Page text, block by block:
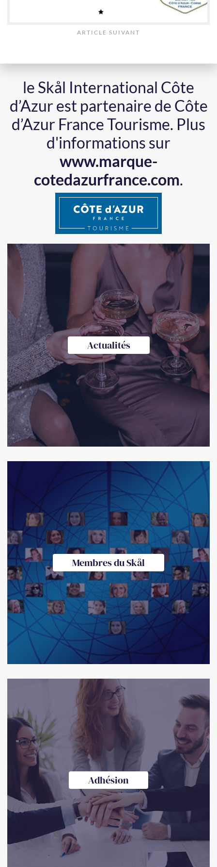
ARTICLE SUIVANT
le Skål International Côte
d’Azur est partenaire de Côte
d’Azur France Tourisme. Plus
d'informations sur
www.marque-
cotedazurfrance.com.
Actualités
Membres du Skål
Adhésion